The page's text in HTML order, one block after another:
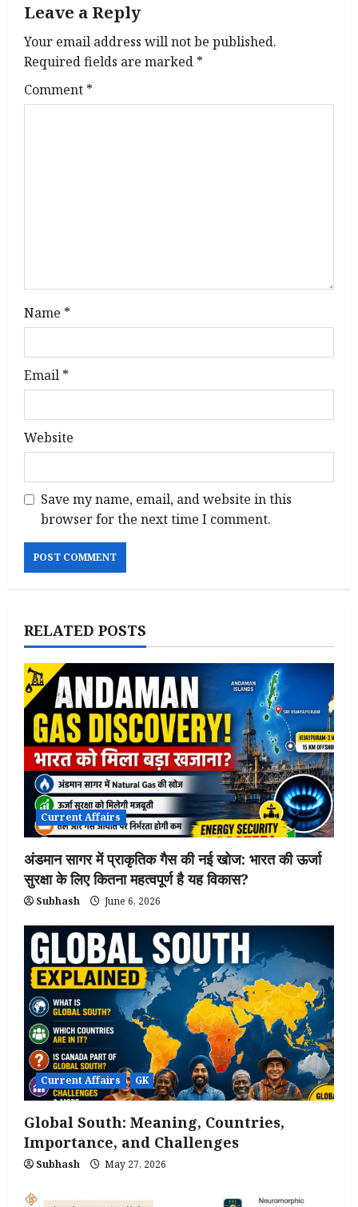
v
i
g
Leave a Reply
Your email address will not be published.
Required fields are marked *
Comment *
Name *
Email *
Website
Save my name, email, and website in this
browser for the next time I comment.
RELATED POSTS
Current Affairs
अंडमान सागर में प्राकृतिक गैस की नई खोज: भारत की ऊर्जा
सुरक्षा के लिए कितना महत्वपूर्ण है यह विकास?
Subhash June 6, 2026
Current Affairs GK
Global South: Meaning, Countries,
Importance, and Challenges
Subhash May 27, 2026